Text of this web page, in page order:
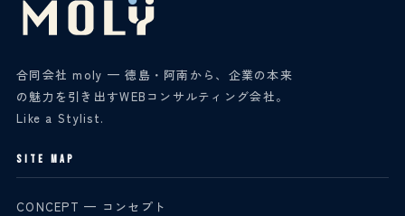
合同会社 moly — 徳島・阿南から、企業の本来
の魅力を引き出すWEBコンサルティング会社。
Like a Stylist.
SITE MAP
CONCEPT — コンセプト